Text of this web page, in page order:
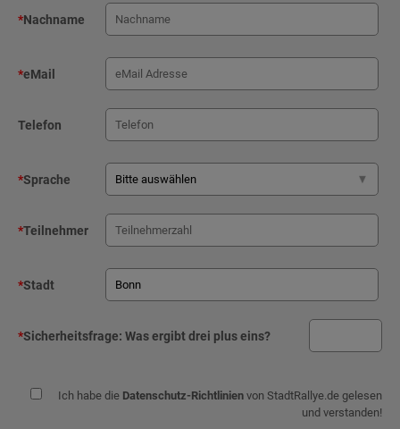
*Nachname
*eMail
Telefon
*Sprache
*Teilnehmer
*Stadt
*Sicherheitsfrage: Was ergibt drei plus eins?
Ich habe die Datenschutz-Richtlinien von StadtRallye.de gelesen
und verstanden!